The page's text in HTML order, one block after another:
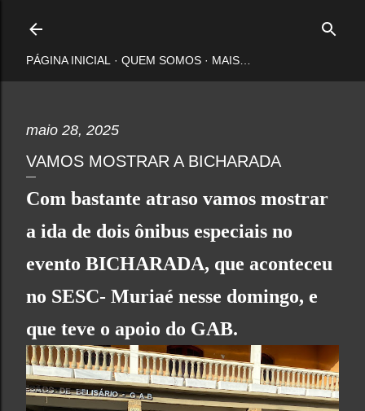
PÁGINA INICIAL QUEM SOMOS MAIS…
maio 28, 2025
VAMOS MOSTRAR A BICHARADA
Com bastante atraso vamos mostrar
a ida de dois ônibus especiais no
evento BICHARADA, que aconteceu
no SESC- Muriaé nesse domingo, e
que teve o apoio do GAB.